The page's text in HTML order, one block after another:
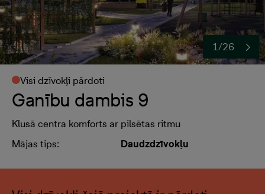
1/26
Visi dzīvokļi pārdoti
Ganību dambis 9
Klusā centra komforts ar pilsētas ritmu
Mājas tips:
Daudzdzīvokļu